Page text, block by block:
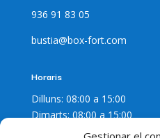
936 91 83 05
bustia@box-fort.com
Horaris
Dilluns: 08:00 a 15:00
Dimarts: 08:00 a 15:00
Dimecres: 08:00 a 15:00